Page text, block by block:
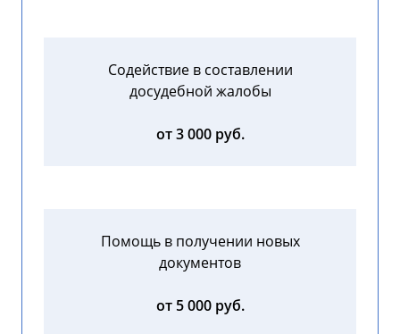
Содействие в составлении
досудебной жалобы
от 3 000 руб.
Помощь в получении новых
документов
от 5 000 руб.